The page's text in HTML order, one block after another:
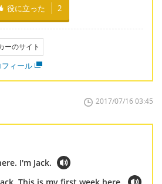
役に立った 2
ーのサイト
ィール
2017/07/16 03:45
I'm Jack.